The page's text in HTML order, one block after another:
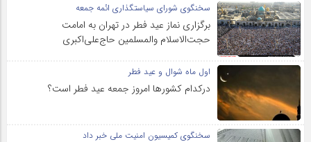
سخنگوی شورای سیاستگذاری ائمه جمعه
برگزاری نماز عید فطر در تهران به امامت
حجت‌الاسلام والمسلمین حاج‌علی‌اکبری
اول ماه شوال و عید فطر
درکدام کشورها امروز جمعه عید فطر است؟
سخنگوی کمیسیون امنیت ملی خبر داد